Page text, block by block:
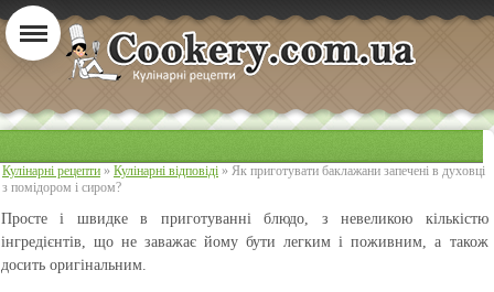
Кулінарні рецепти » Кулінарні відповіді » Як приготувати баклажани запечені в духовці
з помідором і сиром?
Просте і швидке в приготуванні блюдо, з невеликою кількістю
інгредієнтів, що не заважає йому бути легким і поживним, а також
досить оригінальним.